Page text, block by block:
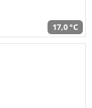
17,0 °C